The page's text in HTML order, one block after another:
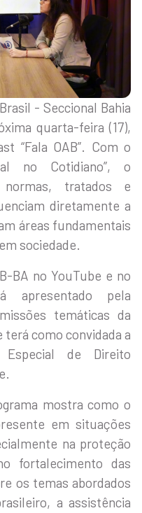
- Seccional Bahia
quarta-feira (17),
“Fala OAB”. Com o
no Cotidiano”, o
normas, tratados e
diretamente a
áreas fundamentais
sociedade.
BA no YouTube e no
apresentado pela
temáticas da
como convidada a
Especial de Direito
mostra como o
em situações
na proteção
fortalecimento das
os temas abordados
a assistência